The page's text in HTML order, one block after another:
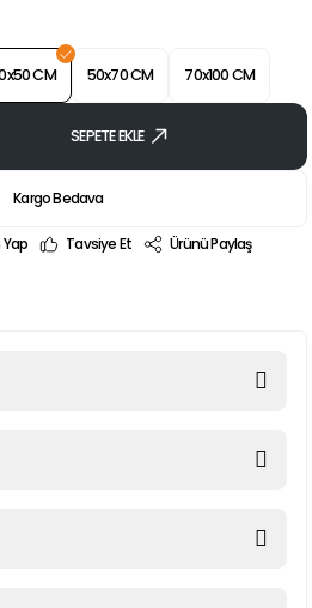
CM 50x70 CM 70x100 CM
SEPETE EKLE
Kargo Bedava
Tavsiye Et
Ürünü Paylaş